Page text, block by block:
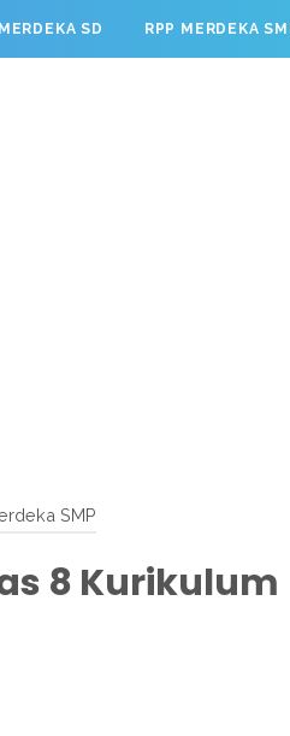
});
SD RPP MERDEKA
SMP
8 Kurikulum